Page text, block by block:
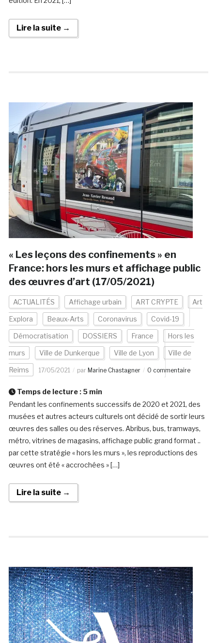
Lire la suite →
« Les leçons des confinements » en
France: hors les murs et affichage public
des œuvres d’art (17/05/2021)
ACTUALITÉS Affichage urbain ART CRYPTE Art
Explora Beaux-Arts Coronavirus Covid-19
Démocratisation DOSSIERS France Hors les
murs Ville de Dunkerque Ville de Lyon Ville de
Reims 17/05/2021 par Marine Chastagner 0 commentaire
Temps de lecture : 5 min
Pendant les confinements successifs de 2020 et 2021, des
musées et autres acteurs culturels ont décidé de sortir leurs
œuvres des salles ou des réserves. Abribus, bus, tramways,
métro, vitrines de magasins, affichage public grand format ..
par cette stratégie « hors les murs », les reproductions des
œuvres ont été « accrochées » […]
Lire la suite →